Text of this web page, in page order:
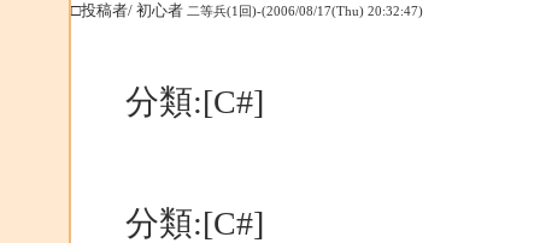
□投稿者/ 初心者 二等兵(1回)-(2006/08/17(Thu) 20:32:47)
分類:[C#]
分類:[C#]